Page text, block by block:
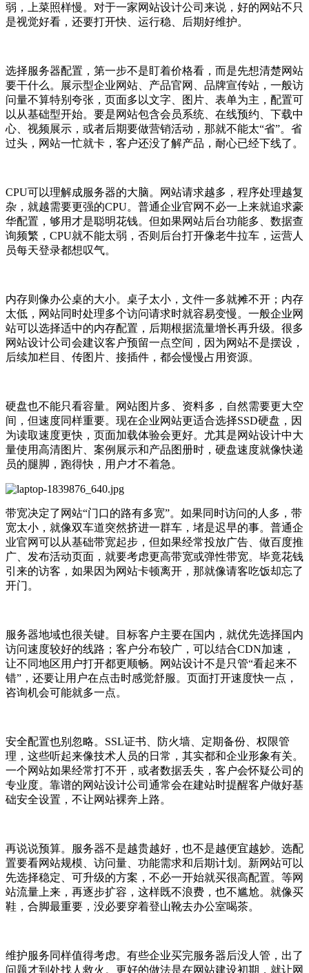
弱，上菜照样慢。对于一家网站设计公司来说，好的网站不只
是视觉好看，还要打开快、运行稳、后期好维护。
选择服务器配置，第一步不是盯着价格看，而是先想清楚网站
要干什么。展示型企业网站、产品官网、品牌宣传站，一般访
问量不算特别夸张，页面多以文字、图片、表单为主，配置可
以从基础型开始。要是网站包含会员系统、在线预约、下载中
心、视频展示，或者后期要做营销活动，那就不能太“省”。省
过头，网站一忙就卡，客户还没了解产品，耐心已经下线了。
CPU可以理解成服务器的大脑。网站请求越多，程序处理越复
杂，就越需要更强的CPU。普通企业官网不必一上来就追求豪
华配置，够用才是聪明花钱。但如果网站后台功能多、数据查
询频繁，CPU就不能太弱，否则后台打开像老牛拉车，运营人
员每天登录都想叹气。
内存则像办公桌的大小。桌子太小，文件一多就摊不开；内存
太低，网站同时处理多个访问请求时就容易变慢。一般企业网
站可以选择适中的内存配置，后期根据流量增长再升级。很多
网站设计公司会建议客户预留一点空间，因为网站不是摆设，
后续加栏目、传图片、接插件，都会慢慢占用资源。
硬盘也不能只看容量。网站图片多、资料多，自然需要更大空
间，但速度同样重要。现在企业网站更适合选择SSD硬盘，因
为读取速度更快，页面加载体验会更好。尤其是网站设计中大
量使用高清图片、案例展示和产品图册时，硬盘速度就像快递
员的腿脚，跑得快，用户才不着急。
带宽决定了网站“门口的路有多宽”。如果同时访问的人多，带
宽太小，就像双车道突然挤进一群车，堵是迟早的事。普通企
业官网可以从基础带宽起步，但如果经常投放广告、做百度推
广、发布活动页面，就要考虑更高带宽或弹性带宽。毕竟花钱
引来的访客，如果因为网站卡顿离开，那就像请客吃饭却忘了
开门。
服务器地域也很关键。目标客户主要在国内，就优先选择国内
访问速度较好的线路；客户分布较广，可以结合CDN加速，
让不同地区用户打开都更顺畅。网站设计不是只管“看起来不
错”，还要让用户在点击时感觉舒服。页面打开速度快一点，
咨询机会可能就多一点。
安全配置也别忽略。SSL证书、防火墙、定期备份、权限管
理，这些听起来像技术人员的日常，其实都和企业形象有关。
一个网站如果经常打不开，或者数据丢失，客户会怀疑公司的
专业度。靠谱的网站设计公司通常会在建站时提醒客户做好基
础安全设置，不让网站裸奔上路。
再说说预算。服务器不是越贵越好，也不是越便宜越妙。选配
置要看网站规模、访问量、功能需求和后期计划。新网站可以
先选择稳定、可升级的方案，不必一开始就买很高配置。等网
站流量上来，再逐步扩容，这样既不浪费，也不尴尬。就像买
鞋，合脚最重要，没必要穿着登山靴去办公室喝茶。
维护服务同样值得考虑。有些企业买完服务器后没人管，出了
问题才到处找人救火。更好的做法是在网站建设初期，就让网